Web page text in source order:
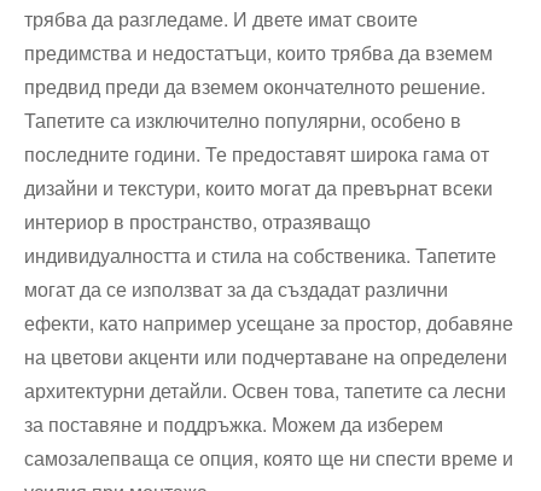
трябва да разгледаме. И двете имат своите
предимства и недостатъци, които трябва да вземем
предвид преди да вземем окончателното решение.
Тапетите са изключително популярни, особено в
последните години. Те предоставят широка гама от
дизайни и текстури, които могат да превърнат всеки
интериор в пространство, отразяващо
индивидуалността и стила на собственика. Тапетите
могат да се използват за да създадат различни
ефекти, като например усещане за простор, добавяне
на цветови акценти или подчертаване на определени
архитектурни детайли. Освен това, тапетите са лесни
за поставяне и поддръжка. Можем да изберем
самозалепваща се опция, която ще ни спести време и